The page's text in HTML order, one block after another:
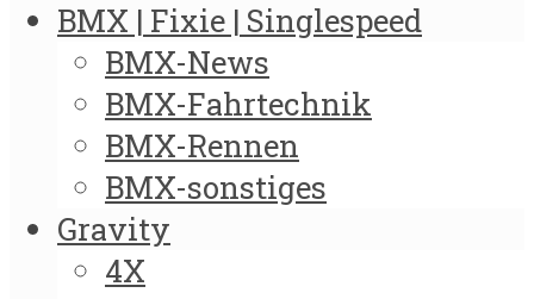
BMX | Fixie | Singlespeed
BMX-News
BMX-Fahrtechnik
BMX-Rennen
BMX-sonstiges
Gravity
4X